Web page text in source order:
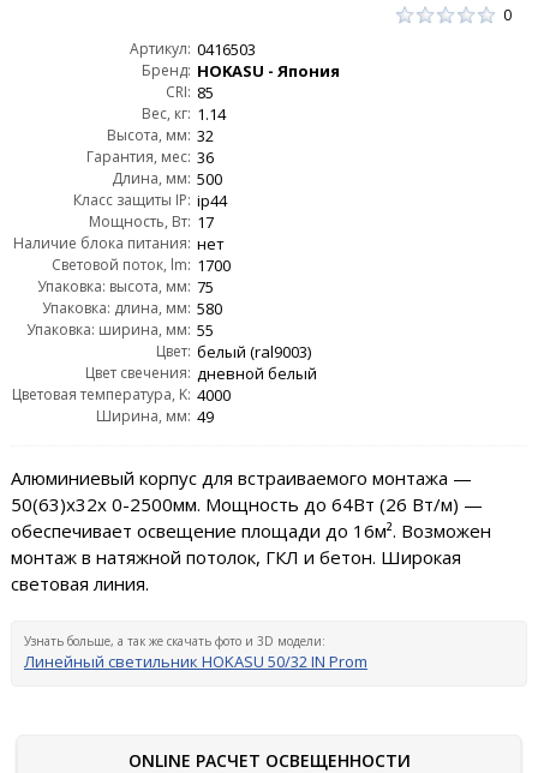
0
Артикул: 0416503
Бренд: HOKASU - Япония
CRI: 85
Вес, кг: 1.14
Высота, мм: 32
Гарантия, мес: 36
Длина, мм: 500
Класс защиты IP: ip44
Мощность, Вт: 17
Наличие блока питания: нет
Световой поток, lm: 1700
Упаковка: высота, мм: 75
Упаковка: длина, мм: 580
Упаковка: ширина, мм: 55
Цвет: белый (ral9003)
Цвет свечения: дневной белый
Цветовая температура, K: 4000
Ширина, мм: 49
Алюминиевый корпус для встраиваемого монтажа —
50(63)х32x 0-2500мм. Мощность до 64Вт (26 Вт/м) —
обеспечивает освещение площади до 16м². Возможен
монтаж в натяжной потолок, ГКЛ и бетон. Широкая
световая линия.
Узнать больше, а так же скачать фото и 3D модели:
Линейный светильник HOKASU 50/32 IN Prom
ONLINE РАСЧЕТ ОСВЕЩЕННОСТИ